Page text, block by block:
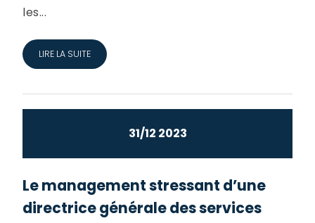
les...
LIRE LA SUITE
31/12 2023
Le management stressant d’une
directrice générale des services